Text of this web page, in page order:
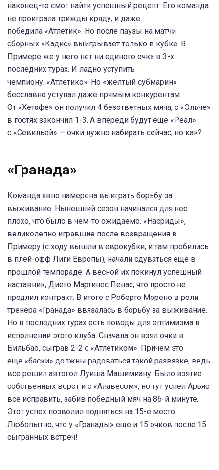
наконец-то смог найти успешный рецепт. Его команда
не проиграла трижды кряду, и даже
победила «Атлетик». Но после паузы на матчи
сборных «Кадис» выигрывает только в кубке. В
Примере же у него нет ни единого очка в 3-х
последних турах. И ладно уступить
чемпиону, «Атлетико». Но «желтый субмарин»
бесславно уступал даже прямым конкурентам.
От «Хетафе» он получил 4 безответных мяча, с «Эльче»
в гостях закончил 1-3. А впереди будут еще «Реал»
с «Севильей» — очки нужно набирать сейчас, но как?
«Гранада»
Команда явно намерена выиграть борьбу за
выживание. Нынешний сезон начинался для нее
плохо, что было в чем-то ожидаемо. «Насриды»,
великолепно игравшие после возвращения в
Примеру (с ходу вышли в еврокубки, и там пробились
в плей-офф Лиги Европы), начали сдуваться еще в
прошлой темпораде. А весной их покинул успешный
наставник, Диего Мартинес Пенас, что просто не
продлил контракт. В итоге с Роберто Морено в роли
тренера «Гранада» ввязалась в борьбу за выживание.
Но в последних турах есть поводы для оптимизма в
исполнении этого клуба. Сначала он взял очки в
Бильбао, сыграв 2-2 с «Атлетиком». Причем это
еще «баски» должны радоваться такой развязке, ведь
все решил автогол Луиша Машимиану. Было взятие
собственных ворот и с «Алавесом», но тут успел Арьяс
все исправить, забив победный мяч на 86-й минуте.
Этот успех позволил подняться на 15-е место.
Любопытно, что у «Гранады» еще и 15 очков после 15
сыгранных встреч!